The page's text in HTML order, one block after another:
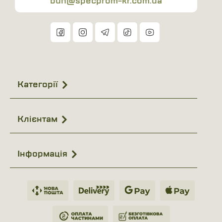
місткістю
Висока зносостійкість та довговічність матеріалів
Зручна організація вмісту без навантаження
Комфортне носіння та можливість миттєво
інтенсивне використання
продуману ергономіку та готовність до дії у будь-якій
ситуації.
Категорії
Клієнтам
Інформація